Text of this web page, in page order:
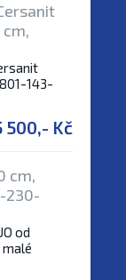
cm,
143-
500,- Kč
cm,
230-
od